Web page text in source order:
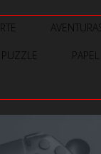
PUZZLE PAPEL